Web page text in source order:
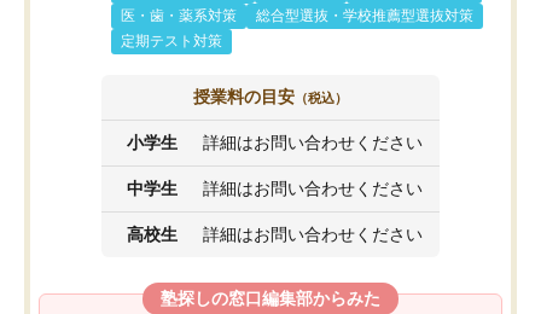
医・歯・薬系対策
総合型選抜・学校推薦型選抜対策
定期テスト対策
授業料の目安 （税込）
小学生 詳細はお問い合わせください
中学生 詳細はお問い合わせください
高校生 詳細はお問い合わせください
塾探しの窓口編集部からみた